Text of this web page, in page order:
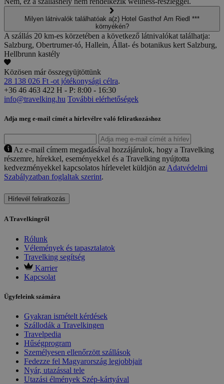
Milyen látnivalók találhatóak a(z) Hotel Gasthof Am Riedl ***
környékén?
A szállás 20 km-es körzetében a következő látnivalókat találhatja:
Salzburg, Obertrumer-tó, Hallein, Állat- és botanikus kert Salzburg,
Hellbrunn kastély
Közösen már összegyüjtöttünk
28 138 026 Ft -ot jótékonysági célra.
+36 46 463 422 H - P: 8:00 - 16:30
info@travelking.hu További elérhetőségek
Adja meg e-mail címét a hírlevélre való feliratkozáshoz
Az e-mail címem megadásával hozzájárulok, hogy a Travelking
részemre, hírekkel, eseményekkel és a Travelking nyújtotta
kedvezményekkel kapcsolatos hírlevelet küldjön az Adatvédelmi
Szabályzatban foglaltak szerint.
Hírlevél feliratkozás
A Travelkingről
Rólunk
Vélemények és tapasztalatok
Travelking segítség
Karrier
Kapcsolat
Ügyfeleink számára
Gyakran ismételt kérdések
Szállodák a Travelkingen
Travelpedia
Hűségprogram
Személyesen ellenőrzött szállások
Fedezze fel Magyarország legjobbjait
Nyár, utazással tele
Utazási élmények Szép-kártyával